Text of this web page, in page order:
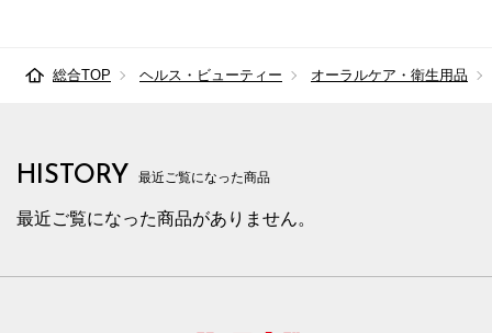
総合TOP ヘルス・ビューティー オーラルケア・衛生用品
HISTORY 最近ご覧になった商品
最近ご覧になった商品がありません。